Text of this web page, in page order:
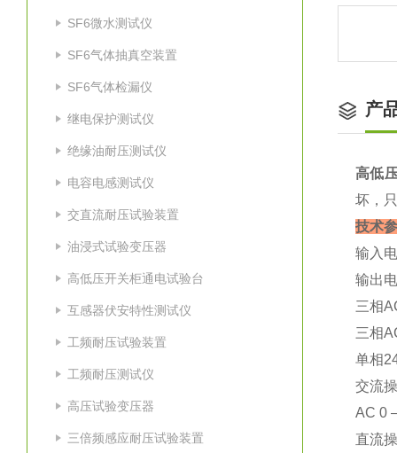
SF6微水测试仪
SF6气体抽真空装置
SF6气体检漏仪
继电保护测试仪
绝缘油耐压测试仪
电容电感测试仪
交直流耐压试验装置
油浸式试验变压器
高低压开关柜通电试验台
互感器伏安特性测试仪
工频耐压试验装置
工频耐压测试仪
高压试验变压器
三倍频感应耐压试验装置
产
高低
坏，
技术
输入
输出
三相
三相
单相
交流
AC 0
直流